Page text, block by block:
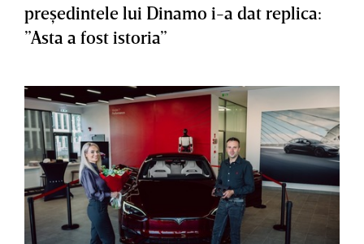
preşedintele lui Dinamo i-a dat replica:
”Asta a fost istoria”